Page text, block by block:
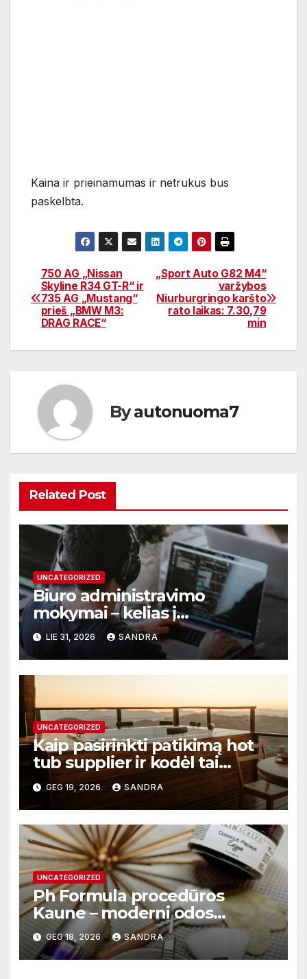
Kaina ir prieinamumas ir netrukus bus
paskelbta.
Navigacija
tarp
įrašų
„Sport Auto G82 M4“
varžybos
Niurburgringo karšto
rato laikas: 7.30,79
min
750 AG „Nissan
Skyline R34 GT-R“ ir
735 AG „Mustang“
prieš „BMW M3:
DRAG RACE“
Byautonuoma7
Related Post
UNCATEGORIZED
Biuro administravimo
mokymai – kelias į
profesionalų ir efektyvų
darbą
LIE 31, 2026 SANDRA
UNCATEGORIZED
Kaip pasirinkti patikimą hot
tub supplier ir kodėl tai
svarbu?
GEG 19, 2026 SANDRA
UNCATEGORIZED
Ph Formula procedūros
Kaune – moderni odos
atnaujinimo sistema
GEG 18, 2026 SANDRA